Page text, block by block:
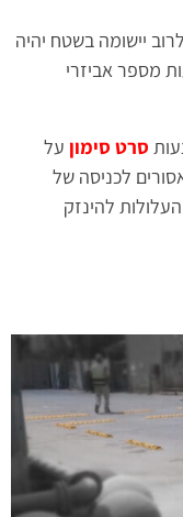
יישומה בשטח יהיה
מספר אביזרי
סרט סימון על
לכניסה של
להינזק